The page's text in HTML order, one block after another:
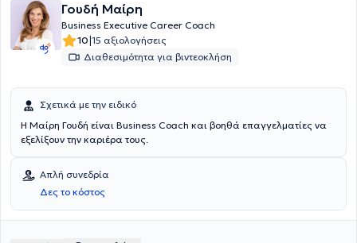
Γουδή Mαίρη
Business Executive Career Coach
10|15 αξιολογήσεις
Διαθεσιμότητα για βιντεοκλήση
Σχετικά με την ειδικό
Η Μαίρη Γουδή είναι Βusiness Coach και βοηθά επαγγελματίες να
εξελίξουν την καριέρα τους.
Απλή συνεδρία
Δες το κόστος